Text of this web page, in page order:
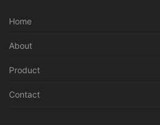
Home
About
Product
Contact